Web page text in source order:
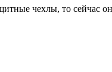
чехлы, то сейчас